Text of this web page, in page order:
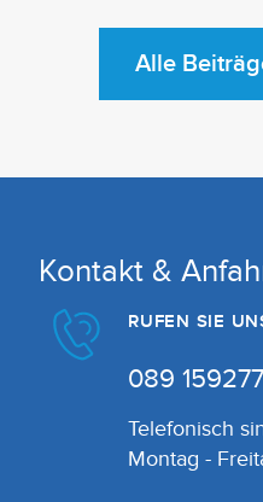
Alle
Kontakt &
RUFEN SIE
089
Telefonisch
Montag -